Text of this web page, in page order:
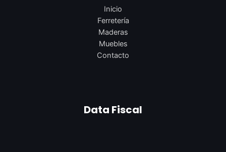
Inicio
Ferretería
Maderas
Muebles
Contacto
Data Fiscal